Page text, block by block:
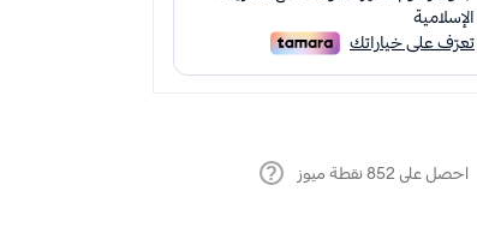
احصل على 852 نقطة ميوز